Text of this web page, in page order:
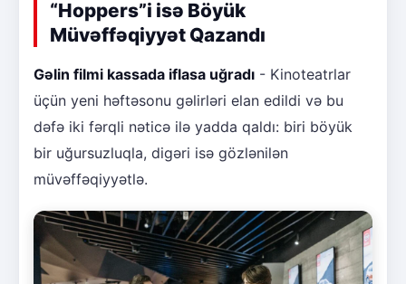
“Hoppers”i isə Böyük
Müvəffəqiyyət Qazandı
Gəlin filmi kassada iflasa uğradı - Kinoteatrlar
üçün yeni həftəsonu gəlirləri elan edildi və bu
dəfə iki fərqli nəticə ilə yadda qaldı: biri böyük
bir uğursuzluqla, digəri isə gözlənilən
müvəffəqiyyətlə.